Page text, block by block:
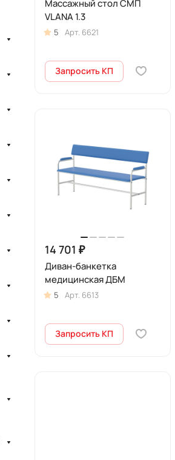
Массажный стол СМП
VLANA 1.3
5 Арт. 6621
Запросить КП
14 701 ₽
Диван-банкетка
медицинская ДБМ
5 Арт. 6613
Запросить КП